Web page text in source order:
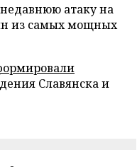
недавнюю атаку на
из самых мощных
Славянска и